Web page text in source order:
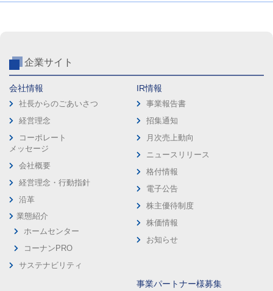
企業サイト
会社情報
社長からのごあいさつ
経営理念
コーポレート
メッセージ
会社概要
経営理念・行動指針
沿革
業態紹介
ホームセンター
コーナンPRO
サステナビリティ
IR情報
事業報告書
招集通知
月次売上動向
ニュースリリース
格付情報
電子公告
株主優待制度
株価情報
お知らせ
事業パートナー様募集